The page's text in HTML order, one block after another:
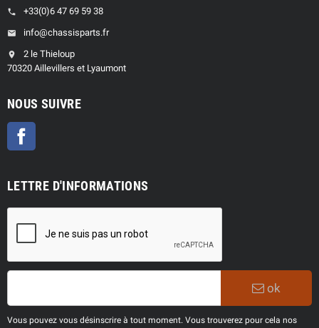
phone +33(0)6 47 69 59 38
email info@chassisparts.fr
location_on
2 le Thieloup
70320 Aillevillers et Lyaumont
NOUS SUIVRE
LETTRE D'INFORMATIONS
ok
Vous pouvez vous désinscrire à tout moment. Vous trouverez pour cela nos